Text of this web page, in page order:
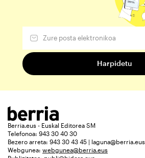
Berria.eus - Euskal Editorea SM
Telefonoa: 943 30 40 30
Bezero arreta: 943 30 43 45 | laguna@berria.eus
Webgunea: webgunea@berria.eus